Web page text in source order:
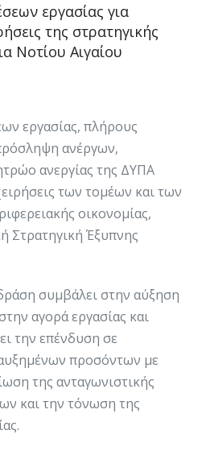
εργασίας για
της στρατηγικής
Νοτίου Αιγαίου
εργασίας, πλήρους
ανέργων,
ανεργίας της ΔΥΠΑ
των τομέων και των
οικονομίας,
Στρατηγική Έξυπνης
συμβάλει στην αύξηση
αγορά εργασίας και
την επένδυση σε
προσόντων με
της ανταγωνιστικής
και την τόνωση της